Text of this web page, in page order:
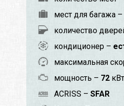
мест для багажа –
количество
кондиционер –
максимальная
мощность – 72
ACRISS – SFAR